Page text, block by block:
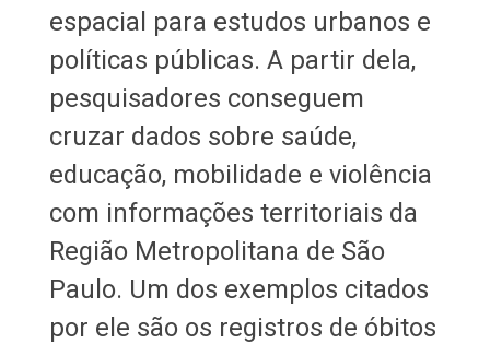
espacial para estudos urbanos e
políticas públicas. A partir dela,
pesquisadores conseguem
cruzar dados sobre saúde,
educação, mobilidade e violência
com informações territoriais da
Região Metropolitana de São
Paulo. Um dos exemplos citados
por ele são os registros de óbitos